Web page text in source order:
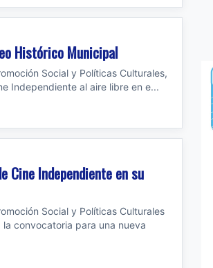
Histórico Municipal
Social y Políticas Culturales,
Independiente al aire libre en e...
Cine Independiente en su
Social y Políticas Culturales
convocatoria para una nueva